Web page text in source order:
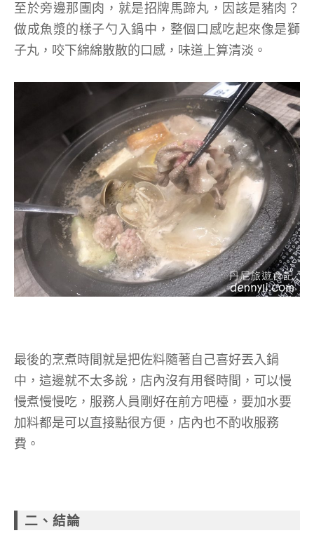
至於旁邊那團肉，就是招牌馬蹄丸，因該是豬肉？
做成魚漿的樣子勺入鍋中，整個口感吃起來像是獅
子丸，咬下綿綿散散的口感，味道上算清淡。
最後的烹煮時間就是把佐料隨著自己喜好丟入鍋
中，這邊就不太多說，店內沒有用餐時間，可以慢
慢煮慢慢吃，服務人員剛好在前方吧檯，要加水要
加料都是可以直接點很方便，店內也不酌收服務
費。
二、結論